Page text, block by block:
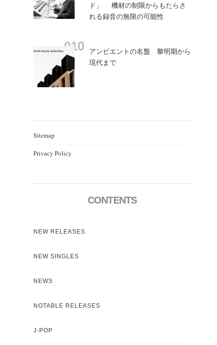
ド」 機材の制限からもたらさ
れる録音の無限の可能性
アンビエントの名盤 黎明期から
現代まで
Sitemap
Privacy Policy
CONTENTS
NEW RELEASES
NEW SINGLES
NEWS
NOTABLE RELEASES
J-POP